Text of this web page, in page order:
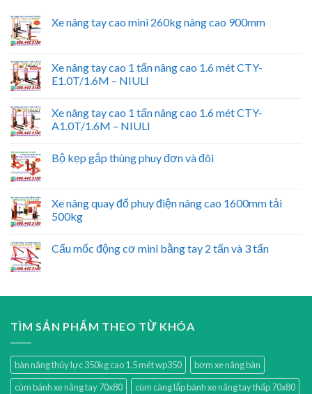
Xe nâng tay cao mini 260kg nâng cao 900mm
Xe nâng tay cao 1 tấn nâng cao 1.6 mét CTY-
E1.0T/1.6M – NIULI
Xe nâng tay cao 1 tấn nâng cao 1.6 mét CTY-
A1.0T/1.6M – NIULI
Bộ kẹp gắp thùng phuy đơn và đôi
Xe nâng quay đổ phuy điện nâng cao 1600mm tải
500kg
Cẩu mốc động cơ mini bằng tay 2 tấn và 3 tấn
TÌM SẢN PHẨM THEO TỪ KHÓA
bàn nâng thủy lực 350kg cao 1.5 mét wp350
bơm xe nâng bàn
cùm bánh xe nâng tay 70x80
cùm càng lắp bánh xe nâng tay thấp 70x80